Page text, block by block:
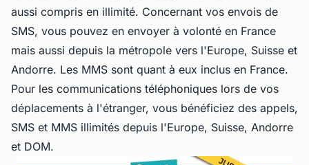
aussi compris en illimité. Concernant vos envois de
SMS, vous pouvez en envoyer à volonté en France
mais aussi depuis la métropole vers l'Europe, Suisse et
Andorre. Les MMS sont quant à eux inclus en France.
Pour les communications téléphoniques lors de vos
déplacements à l'étranger, vous bénéficiez des appels,
SMS et MMS illimités depuis l'Europe, Suisse, Andorre
et DOM.